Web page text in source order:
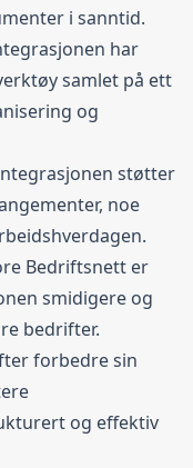
i sanntid.
har
samlet på ett
og
støtter
noe
Bedriftsnett er
smidigere og
bedrifter.
forbedre sin
og effektiv